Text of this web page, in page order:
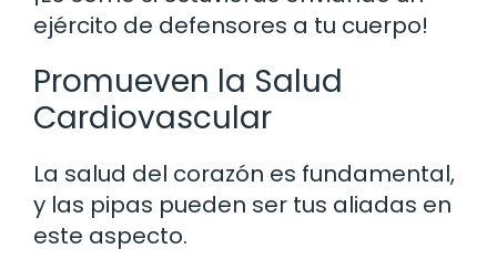
ejército de defensores a tu cuerpo!
Promueven la Salud
Cardiovascular
La salud del corazón es fundamental,
y las pipas pueden ser tus aliadas en
este aspecto.